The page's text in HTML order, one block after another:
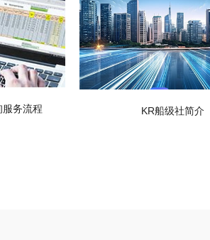
服务流程 KR船级社简介